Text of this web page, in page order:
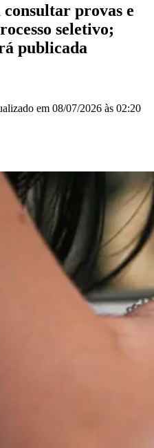
sua região
AlphavilleBairro
BelvalJardim
Aldeinha
Luzia
Pirapora
de
Vila Barros Vila Boa Vista
Vila
Vila Nossa Sra. da
provas e
seletivo;
publicada
em 08/07/2026 às 02:20